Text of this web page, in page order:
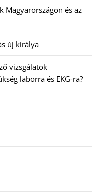
Magyarországon és az
új királya
vizsgálatok
laborra és EKG-ra?